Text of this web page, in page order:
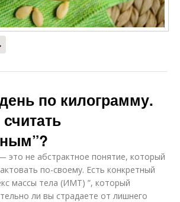
по килограмму.
это не абстрактное понятие, который
по-своему. Есть конкретный
массы тела (ИМТ) ”, который
ли вы страдаете от лишнего